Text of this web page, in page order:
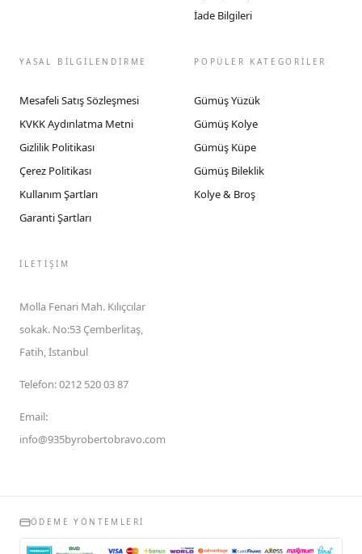
İade Bilgileri
YASAL BİLGİLENDİRME
Mesafeli Satış Sözleşmesi
KVKK Aydınlatma Metni
Gizlilik Politikası
Çerez Politikası
Kullanım Şartları
Garanti Şartları
POPÜLER KATEGORİLER
Gümüş Yüzük
Gümüş Kolye
Gümüş Küpe
Gümüş Bileklik
Kolye & Broş
İLETIŞIM
Molla Fenari Mah. Kılıçcılar
sokak. No:53 Çemberlitaş,
Fatih, İstanbul
Telefon:0212 520 03 87
Email:
info@935byrobertobravo.com
ÖDEME YÖNTEMLERI